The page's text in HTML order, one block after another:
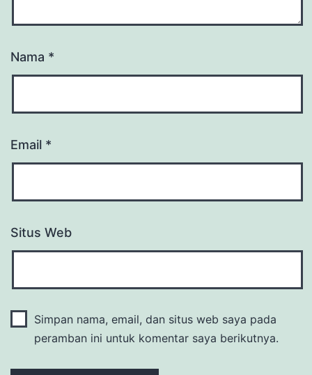
Nama *
Email *
Situs Web
Simpan nama, email, dan situs web saya pada
peramban ini untuk komentar saya berikutnya.